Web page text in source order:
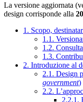
La versione aggiornata
design corrisponde alla
1. Scopo,
1.1.
1.2.
1.3.
2. Introduzione al
2.1. Design
government)
2.2.
2.2.1.